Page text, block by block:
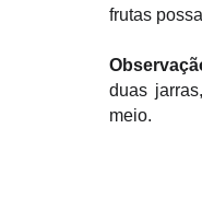
frutas
duas
meio.